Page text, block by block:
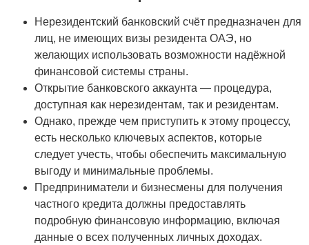
Нерезидентский банковский счёт предназначен для
лиц, не имеющих визы резидента ОАЭ, но
желающих использовать возможности надёжной
финансовой системы страны.
Открытие банковского аккаунта — процедура,
доступная как нерезидентам, так и резидентам.
Однако, прежде чем приступить к этому процессу,
есть несколько ключевых аспектов, которые
следует учесть, чтобы обеспечить максимальную
выгоду и минимальные проблемы.
Предприниматели и бизнесмены для получения
частного кредита должны предоставлять
подробную финансовую информацию, включая
данные о всех полученных личных доходах.